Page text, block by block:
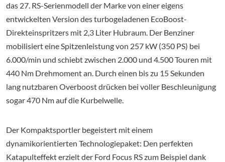
das 27. RS-Serienmodell der Marke von einer eigens
entwickelten Version des turbogeladenen EcoBoost-
Direkteinspritzers mit 2,3 Liter Hubraum. Der Benziner
mobilisiert eine Spitzenleistung von 257 kW (350 PS) bei
6.000/min und schiebt zwischen 2.000 und 4.500 Touren mit
440 Nm Drehmoment an. Durch einen bis zu 15 Sekunden
lang nutzbaren Overboost drücken bei voller Beschleunigung
sogar 470 Nm auf die Kurbelwelle.
Der Kompaktsportler begeistert mit einem
dynamikorientierten Technologiepaket: Den perfekten
Katapulteffekt erzielt der Ford Focus RS zum Beispiel dank